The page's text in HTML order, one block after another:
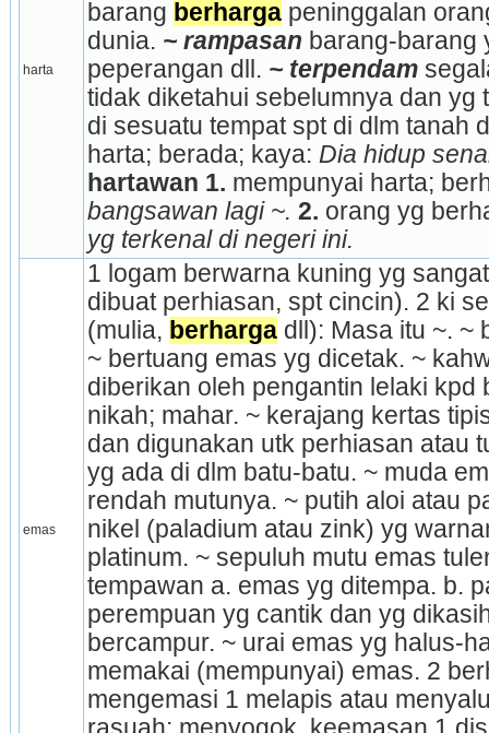
harta
barang berharga peninggalan
dunia. ~ rampasan barang-barang
peperangan dll. ~ terpendam
tidak diketahui sebelumnya dan yg
di sesuatu tempat spt di dlm tanah
harta; berada; kaya: Dia hidup
hartawan 1. mempunyai harta;
bangsawan lagi ~. 2. orang yg
yg terkenal di negeri ini.
emas
1 logam berwarna kuning yg
dibuat perhiasan, spt cincin). 2 ki
(mulia, berharga dll): Masa itu ~. ~
~ bertuang emas yg dicetak. ~
diberikan oleh pengantin lelaki kpd
nikah; mahar. ~ kerajang kertas
dan digunakan utk perhiasan atau
yg ada di dlm batu-batu. ~ muda
rendah mutunya. ~ putih aloi atau
nikel (paladium atau zink) yg
platinum. ~ sepuluh mutu emas
tempawan a. emas yg ditempa. b.
perempuan yg cantik dan yg
bercampur. ~ urai emas yg halus-
memakai (mempunyai) emas. 2
mengemasi 1 melapis atau